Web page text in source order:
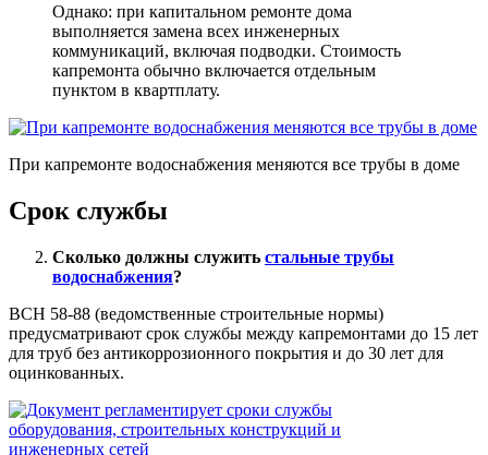
Однако: при капитальном ремонте дома
выполняется замена всех инженерных
коммуникаций, включая подводки. Стоимость
капремонта обычно включается отдельным
пунктом в квартплату.
При капремонте водоснабжения меняются все трубы в доме
Срок службы
Сколько должны служить стальные трубы
водоснабжения?
ВСН 58-88 (ведомственные строительные нормы)
предусматривают срок службы между капремонтами до 15 лет
для труб без антикоррозионного покрытия и до 30 лет для
оцинкованных.